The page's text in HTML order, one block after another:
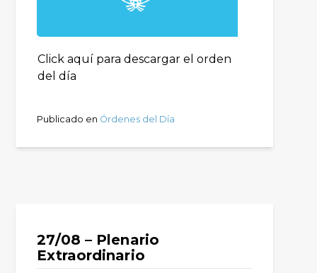
Click aquí para descargar el orden
del día
Publicado en Órdenes del Día
27/08 – Plenario
Extraordinario